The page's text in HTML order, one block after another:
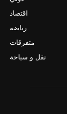
اقتصاد
رياضة
متفرقات
نقل و سياحة